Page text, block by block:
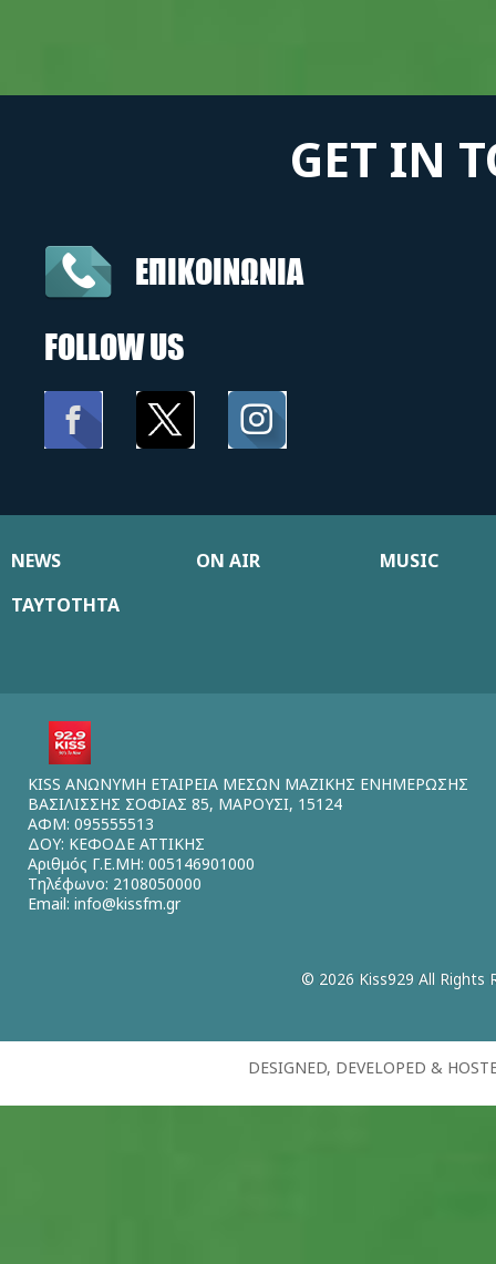
GET IN
ΕΠΙΚΟΙΝΩΝΙΑ
FOLLOW US
NEWS ON AIR
MUSIC
ΤΑΥΤΟΤΗΤΑ
KISS ΑΝΩΝΥΜΗ ΕΤΑΙΡΕΙΑ ΜΕΣΩΝ ΜΑΖΙΚΗΣ ΕΝΗΜΕΡΩΣΗΣ
ΒΑΣΙΛΙΣΣΗΣ ΣΟΦΙΑΣ 85, ΜΑΡΟΥΣΙ, 15124
ΑΦΜ: 095555513
ΔΟΥ: ΚΕΦΟΔΕ ΑΤΤΙΚΗΣ
Αριθμός Γ.Ε.ΜΗ: 005146901000
Τηλέφωνο: 2108050000
Email: info@kissfm.gr
© 2026 Kiss929 All Rights
DESIGNED, DEVELOPED &